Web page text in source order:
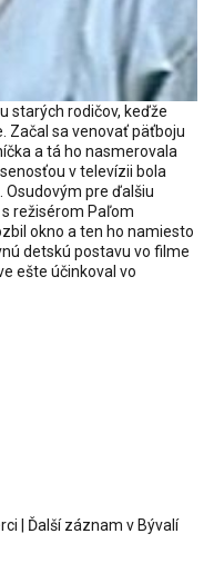
starých rodičov, keďže
Začal sa venovať päťboju
a tá ho nasmerovala
v televízii bola
pre ďalšiu
režisérom Paľom
okno a ten ho namiesto
detskú postavu vo filme
ešte účinkoval vo
Ďalší záznam v Bývalí